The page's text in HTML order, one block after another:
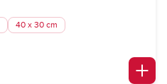
40 x 30 cm